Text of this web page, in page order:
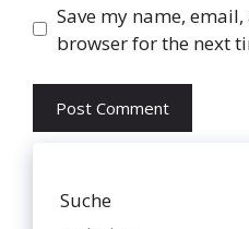
Website
Save my name,
browser for the next
Suche